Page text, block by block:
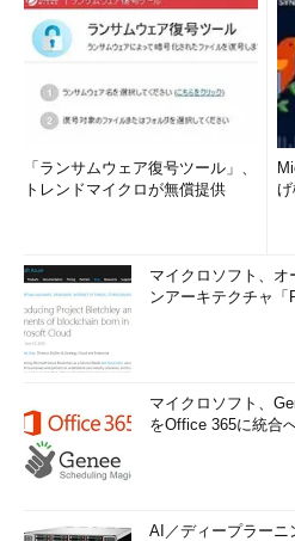
「ランサムウェア復号ツール」、
トレンドマイクロが無償提供
マイクロソフト、
ンアーキテクチャ
マイクロソフト、
をOffice 365に統合
AI／ディープラー